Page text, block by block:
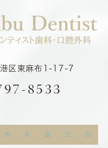
港区東麻布1-17-7
8533
水 木 金 土 日